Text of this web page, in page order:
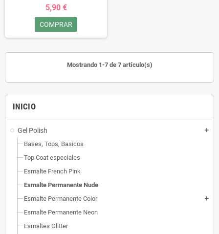
INICIO
Gel Polish add
Bases, Tops, Basicos
Top Coat especiales
Esmalte French Pink
Esmalte Permanente Nude
Esmalte Permanente Color
add
Esmalte Permanente Neon
Esmaltes Glitter
5,90 €
COMPRAR
Mostrando 1-7 de 7 artículo(s)